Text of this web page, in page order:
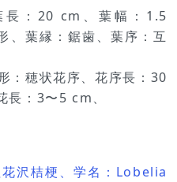
：20 cm、葉幅：1.5
、葉縁：鋸歯、葉序：互
：穂状花序、花序長：30
長：3〜5 cm、
沢桔梗、学名：Lobelia